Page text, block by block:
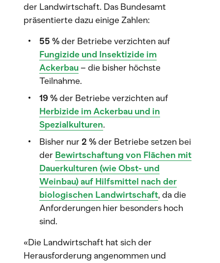
der Landwirtschaft. Das Bundesamt
präsentierte dazu einige Zahlen:
55 %der Betriebe verzichten auf
Fungizide und Insektizide im
Ackerbau– die bisher höchste
Teilnahme.
19 %der Betriebe verzichten auf
Herbizide im Ackerbau und in
Spezialkulturen.
Bisher nur 2 %der Betriebe setzen bei
der Bewirtschaftung von Flächen mit
Dauerkulturen (wie Obst- und
Weinbau) auf Hilfsmittel nach der
biologischen Landwirtschaft, da die
Anforderungen hier besonders hoch
sind.
«Die Landwirtschaft hat sich der
Herausforderung angenommen und